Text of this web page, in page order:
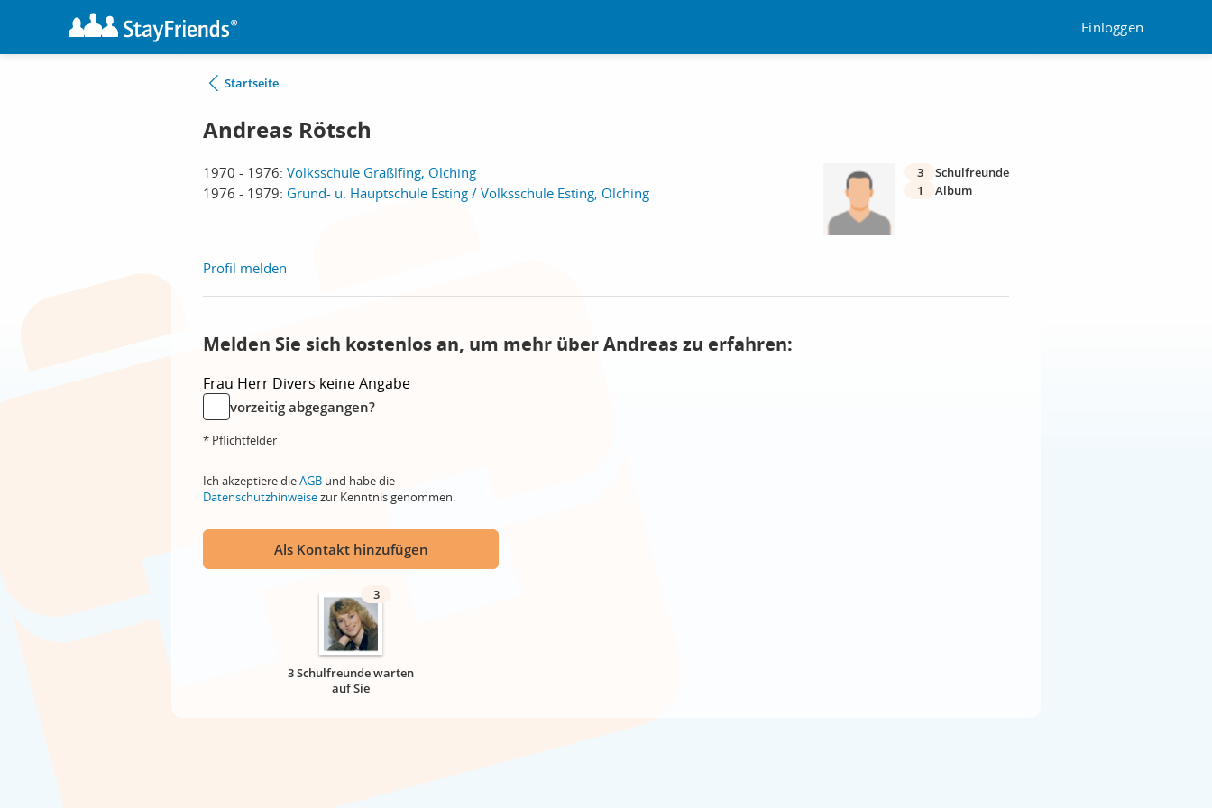
Einloggen
Startseite
Andreas Rötsch
1970 - 1976: Volksschule Graßlfing, Olching
1976 - 1979: Grund- u. Hauptschule Esting / Volksschule Esting, Olching
3
Schulfreunde
1
Album
Profil melden
Melden Sie sich kostenlos an, um mehr über Andreas zu erfahren:
Frau Herr Divers keine Angabe
vorzeitig abgegangen?
* Pflichtfelder
Ich akzeptiere dieAGB und habe die
Datenschutzhinweisezur Kenntnis genommen.
Als Kontakt hinzufügen
3
3 Schulfreunde warten
auf Sie